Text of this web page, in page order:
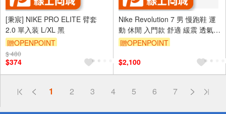
[秉宸] NIKE PRO ELITE 臂套
2.0 單入装 L/XL 黑
贈OPENPOINT
$ 480
$374
Nike Revolution 7 男 慢跑鞋 運
動 休閒 入門款 舒適 緩震 透氣
黑白 [FB2207-001]
贈OPENPOINT
$2,100
1 2 3 4 5 6 7
偏遠地區配送
得獎公告